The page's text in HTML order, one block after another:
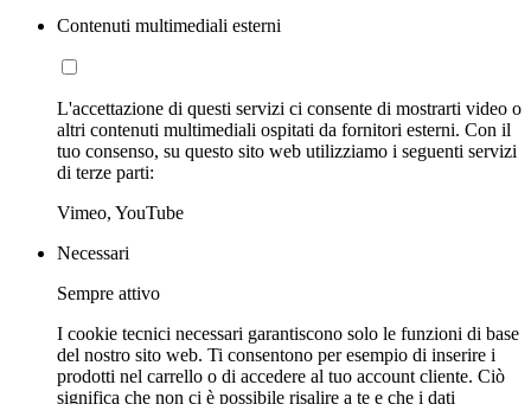
Contenuti multimediali esterni
L'accettazione di questi servizi ci consente di mostrarti video o
altri contenuti multimediali ospitati da fornitori esterni. Con il
tuo consenso, su questo sito web utilizziamo i seguenti servizi
di terze parti:
Vimeo, YouTube
Necessari
Sempre attivo
I cookie tecnici necessari garantiscono solo le funzioni di base
del nostro sito web. Ti consentono per esempio di inserire i
prodotti nel carrello o di accedere al tuo account cliente. Ciò
significa che non ci è possibile risalire a te e che i dati